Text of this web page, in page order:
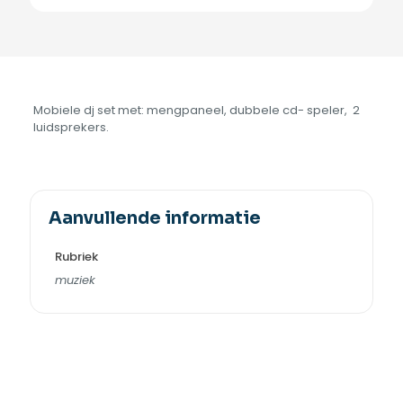
Mobiele dj set met: mengpaneel, dubbele cd- speler, 2
luidsprekers.
Aanvullende informatie
Rubriek
muziek